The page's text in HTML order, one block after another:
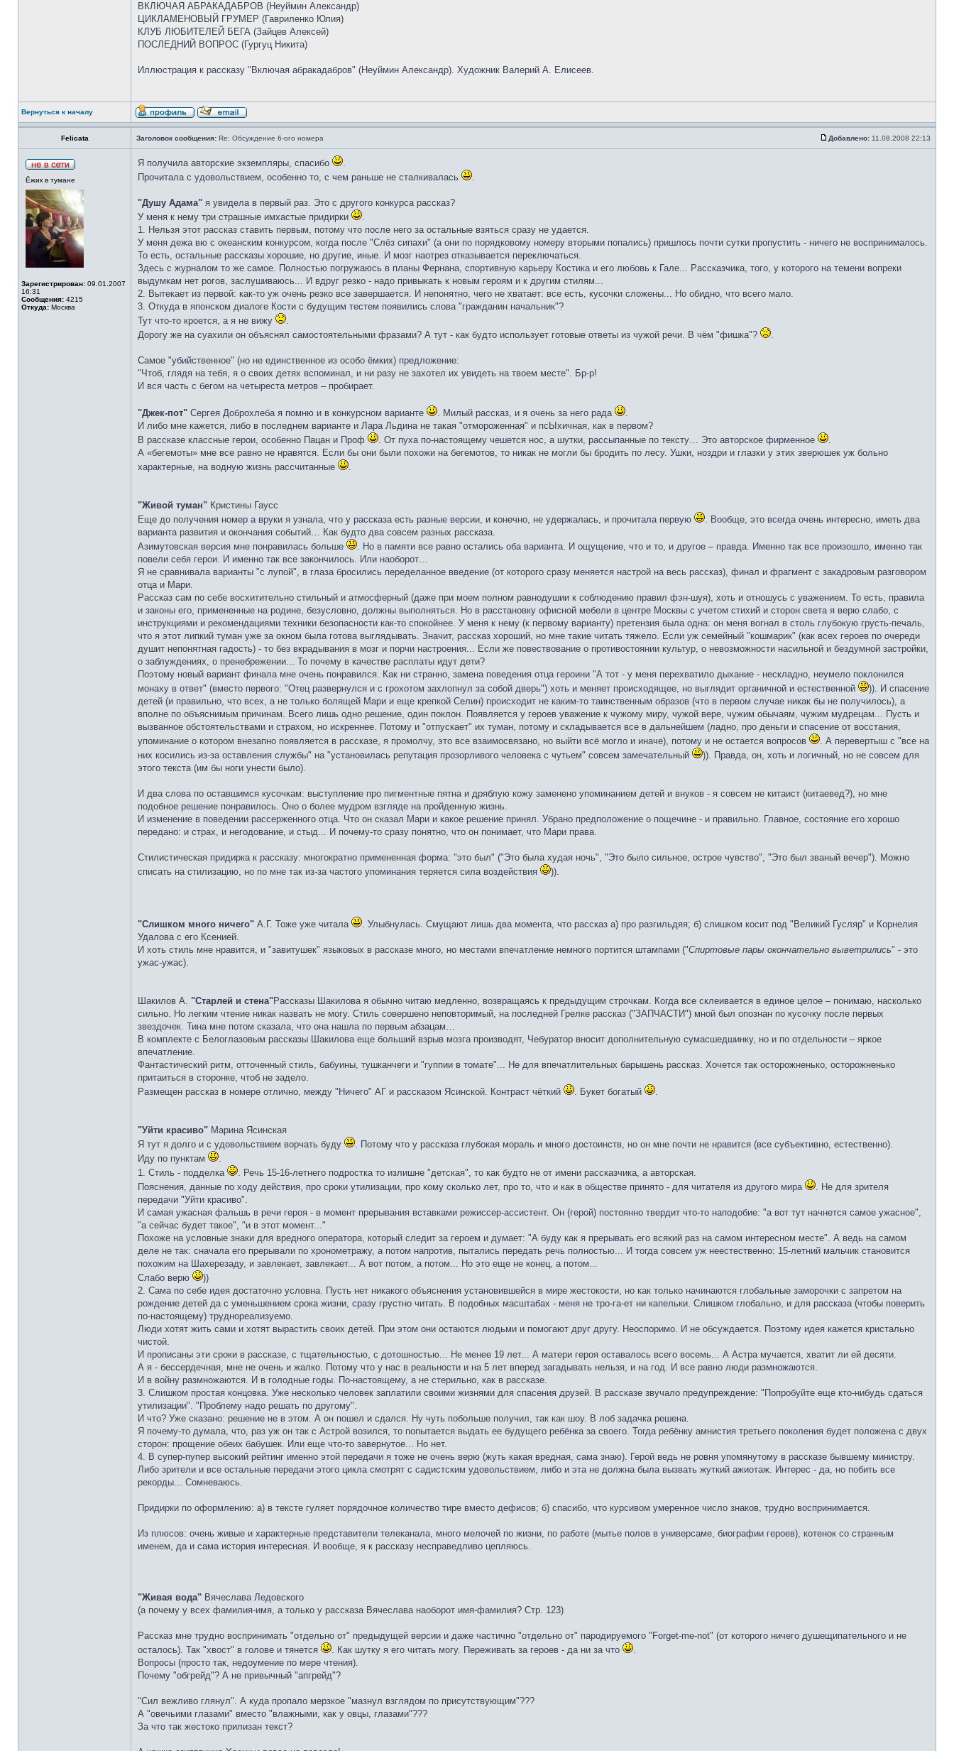
ВКЛЮЧАЯ АБРАКАДАБРОВ (Неуймин Александр)
ЦИКЛАМЕНОВЫЙ ГРУМЕР (Гавриленко Юлия)
КЛУБ ЛЮБИТЕЛЕЙ БЕГА (Зайцев Алексей)
ПОСЛЕДНИЙ ВОПРОС (Гургуц Никита)
Иллюстрация к рассказу "Включая абракадабров" (Неуймин Александр). Художник Валерий А. Елисеев.
Вернуться к началу
Felicata Заголовок сообщения: Re: Обсуждение 6-ого номера Добавлено: 11.08.2008 22:13
Ёжик в тумане
Зарегистрирован: 09.01.2007
16:31
Сообщения: 4215
Откуда: Москва
Я получила авторские экземпляры, спасибо
.
Прочитала с удовольствием, особенно то, с чем раньше не сталкивалась
.
"Душу Адама" я увидела в первый раз. Это c другого конкурса рассказ?
У меня к нему три страшные имхастые придирки
.
1. Нельзя этот рассказ ставить первым, потому что после него за остальные взяться сразу не удается.
У меня дежа вю с океанским конкурсом, когда после "Слёз сипахи" (а они по порядковому номеру вторыми попались) пришлось почти сутки пропустить - ничего не воспринималось.
То есть, остальные рассказы хорошие, но другие, иные. И мозг наотрез отказывается переключаться.
Здесь с журналом то же самое. Полностью погружаюсь в планы Фернана, спортивную карьеру Костика и его любовь к Гале... Рассказчика, того, у которого на темени вопреки
выдумкам нет рогов, заслушиваюсь... И вдруг резко - надо привыкать к новым героям и к другим стилям...
2. Вытекает из первой: как-то уж очень резко все завершается. И непонятно, чего не хватает: все есть, кусочки сложены... Но обидно, что всего мало.
3. Откуда в японском диалоге Кости с будущим тестем появились слова "гражданин начальник"?
Тут что-то кроется, а я не вижу
.
Дорогу же на суахили он объяснял самостоятельными фразами? А тут - как будто использует готовые ответы из чужой речи. В чём "фишка"?
.
Самое "убийственное" (но не единственное из особо ёмких) предложение:
"Чтоб, глядя на тебя, я о своих детях вспоминал, и ни разу не захотел их увидеть на твоем месте". Бр-р!
И вся часть с бегом на четыреста метров – пробирает.
"Джек-пот" Сергея Доброхлеба я помню и в конкурсном варианте . Милый рассказ, и я очень за него рада
.
И либо мне кажется, либо в последнем варианте и Лара Льдина не такая "отмороженная" и псЫхичная, как в первом?
В рассказе классные герои, особенно Пацан и Проф
. От пуха по-настоящему чешется нос, а шутки, рассыпанные по тексту… Это авторское фирменное
.
А «бегемоты» мне все равно не нравятся. Если бы они были похожи на бегемотов, то никак не могли бы бродить по лесу. Ушки, ноздри и глазки у этих зверюшек уж больно
характерные, на водную жизнь рассчитанные
.
"Живой туман" Кристины Гаусс
Еще до получения номер а вруки я узнала, что у рассказа есть разные версии, и конечно, не удержалась, и прочитала первую
. Вообще, это всегда очень интересно, иметь два
варианта развития и окончания событий… Как будто два совсем разных рассказа.
Азимутовская версия мне понравилась больше
. Но в памяти все равно остались оба варианта. И ощущение, что и то, и другое – правда. Именно так все произошло, именно так
повели себя герои. И именно так все закончилось. Или наоборот…
Я не сравнивала варианты "с лупой", в глаза бросились переделанное введение (от которого сразу меняется настрой на весь рассказ), финал и фрагмент с закадровым разговором
отца и Мари.
Рассказ сам по себе восхитительно стильный и атмосферный (даже при моем полном равнодушии к соблюдению правил фэн-шуя), хоть и отношусь с уважением. То есть, правила
и законы его, примененные на родине, безусловно, должны выполняться. Но в расстановку офисной мебели в центре Москвы с учетом стихий и сторон света я верю слабо, с
инструкциями и рекомендациями техники безопасности как-то спокойнее. У меня к нему (к первому варианту) претензия была одна: он меня вогнал в столь глубокую грусть-печаль,
что я этот липкий туман уже за окном была готова выглядывать. Значит, рассказ хороший, но мне такие читать тяжело. Если уж семейный "кошмарик" (как всех героев по очереди
душит непонятная гадость) - то без вкрадывания в мозг и порчи настроения... Если же повествование о противостоянии культур, о невозможности насильной и бездумной застройки,
о заблуждениях, о пренебрежении... То почему в качестве расплаты идут дети?
Поэтому новый вариант финала мне очень понравился. Как ни странно, замена поведения отца героини "А тот - у меня перехватило дыхание - нескладно, неумело поклонился
монаху в ответ" (вместо первого: "Отец развернулся и с грохотом захлопнул за собой дверь") хоть и меняет происходящее, но выглядит органичной и естественной
)). И спасение
детей (и правильно, что всех, а не только болящей Мари и еще крепкой Селин) происходит не каким-то таинственным образов (что в первом случае никак бы не получилось), а
вполне по объяснимым причинам. Всего лишь одно решение, один поклон. Появляется у героев уважение к чужому миру, чужой вере, чужим обычаям, чужим мудрецам... Пусть и
вызванное обстоятельствами и страхом, но искреннее. Потому и "отпускает" их туман, потому и складывается все в дальнейшем (ладно, про деньги и спасение от восстания,
упоминание о котором внезапно появляется в рассказе, я промолчу, это все взаимосвязано, но выйти всё могло и иначе), потому и не остается вопросов
. А перевертыш с "все на
них косились из-за оставления службы" на "установилась репутация прозорливого человека с чутьем" совсем замечательный
)). Правда, он, хоть и логичный, но не совсем для
этого текста (им бы ноги унести было).
И два слова по оставшимся кусочкам: выступление про пигментные пятна и дряблую кожу заменено упоминанием детей и внуков - я совсем не китаист (китаевед?), но мне
подобное решение понравилось. Оно о более мудром взгляде на пройденную жизнь.
И изменение в поведении рассерженного отца. Что он сказал Мари и какое решение принял. Убрано предположение о пощечине - и правильно. Главное, состояние его хорошо
передано: и страх, и негодование, и стыд... И почему-то сразу понятно, что он понимает, что Мари права.
Стилистическая придирка к рассказу: многократно примененная форма: "это был" ("Это была худая ночь", "Это было сильное, острое чувство", "Это был званый вечер"). Можно
списать на стилизацию, но по мне так из-за частого упоминания теряется сила воздействия
)).
"Слишком много ничего" А.Г. Тоже уже читала
. Улыбнулась. Смущают лишь два момента, что рассказ а) про разгильдяя; б) слишком косит под "Великий Гусляр" и Корнелия
Удалова с его Ксенией.
И хоть стиль мне нравится, и "завитушек" языковых в рассказе много, но местами впечатление немного портится штампами ("Спиртовые пары окончательно выветрились" - это
ужас-ужас).
Шакилов А. "Старлей и стена"Рассказы Шакилова я обычно читаю медленно, возвращаясь к предыдущим строчкам. Когда все склеивается в единое целое – понимаю, насколько
сильно. Но легким чтение никак назвать не могу. Стиль совершено неповторимый, на последней Грелке рассказ ("ЗАПЧАСТИ") мной был опознан по кусочку после первых
звездочек. Тина мне потом сказала, что она нашла по первым абзацам…
В комплекте с Белоглазовым рассказы Шакилова еще больший взрыв мозга производят, Чебуратор вносит дополнительную сумасшедшинку, но и по отдельности – яркое
впечатление.
Фантастический ритм, отточенный стиль, бабуины, тушканчеги и "гуппии в томате"... Не для впечатлительных барышень рассказ. Хочется так осторожненько, осторожненько
притаиться в сторонке, чтоб не задело.
Размещен рассказ в номере отлично, между "Ничего" АГ и рассказом Ясинской. Контраст чёткий
. Букет богатый .
"Уйти красиво" Марина Ясинская
Я тут я долго и с удовольствием ворчать буду
. Потому что у рассказа глубокая мораль и много достоинств, но он мне почти не нравится (все субъективно, естественно).
Иду по пунктам
.
1. Стиль - подделка
. Речь 15-16-летнего подростка то излишне "детская", то как будто не от имени рассказчика, а авторская.
Пояснения, данные по ходу действия, про сроки утилизации, про кому сколько лет, про то, что и как в обществе принято - для читателя из другого мира
. Не для зрителя
передачи "Уйти красиво".
И самая ужасная фальшь в речи героя - в момент прерывания вставками режиссер-ассистент. Он (герой) постоянно твердит что-то наподобие: "а вот тут начнется самое ужасное",
"а сейчас будет такое", "и в этот момент..."
Похоже на условные знаки для вредного оператора, который следит за героем и думает: "А буду как я прерывать его всякий раз на самом интересном месте". А ведь на самом
деле не так: сначала его прерывали по хронометражу, а потом напротив, пытались передать речь полностью... И тогда совсем уж неестественно: 15-летний мальчик становится
похожим на Шахерезаду, и завлекает, завлекает... А вот потом, а потом... Но это еще не конец, а потом...
Слабо верю
))
2. Сама по себе идея достаточно условна. Пусть нет никакого объяснения установившейся в мире жестокости, но как только начинаются глобальные заморочки с запретом на
рождение детей да с уменьшением срока жизни, сразу грустно читать. В подобных масштабах - меня не тро-га-ет ни капельки. Слишком глобально, и для рассказа (чтобы поверить
по-настоящему) труднореализуемо.
Люди хотят жить сами и хотят вырастить своих детей. При этом они остаются людьми и помогают друг другу. Неоспоримо. И не обсуждается. Поэтому идея кажется кристально
чистой.
И прописаны эти сроки в рассказе, с тщательностью, с дотошностью... Не менее 19 лет... А матери героя оставалось всего восемь... А Астра мучается, хватит ли ей десяти.
А я - бессердечная, мне не очень и жалко. Потому что у нас в реальности и на 5 лет вперед загадывать нельзя, и на год. И все равно люди размножаются.
И в войну размножаются. И в голодные годы. По-настоящему, а не стерильно, как в рассказе.
3. Слишком простая концовка. Уже несколько человек заплатили своими жизнями для спасения друзей. В рассказе звучало предупреждение: "Попробуйте еще кто-нибудь сдаться
утилизации". "Проблему надо решать по другому".
И что? Уже сказано: решение не в этом. А он пошел и сдался. Ну чуть побольше получил, так как шоу. В лоб задачка решена.
Я почему-то думала, что, раз уж он так с Астрой возился, то попытается выдать ее будущего ребёнка за своего. Тогда ребёнку амнистия третьего поколения будет положена с двух
сторон: прощение обеих бабушек. Или еще что-то завернутое... Но нет.
4. В супер-пупер высокий рейтинг именно этой передачи я тоже не очень верю (жуть какая вредная, сама знаю). Герой ведь не ровня упомянутому в рассказе бывшему министру.
Либо зрители и все остальные передачи этого цикла смотрят с садистским удовольствием, либо и эта не должна была вызвать жуткий ажиотаж. Интерес - да, но побить все
рекорды... Сомневаюсь.
Придирки по оформлению: а) в тексте гуляет порядочное количество тире вместо дефисов; б) спасибо, что курсивом умеренное число знаков, трудно воспринимается.
Из плюсов: очень живые и характерные представители телеканала, много мелочей по жизни, по работе (мытье полов в универсаме, биографии героев), котенок со странным
именем, да и сама история интересная. И вообще, я к рассказу несправедливо цепляюсь.
"Живая вода" Вячеслава Ледовского
(а почему у всех фамилия-имя, а только у рассказа Вячеслава наоборот имя-фамилия? Стр. 123)
Рассказ мне трудно воспринимать "отдельно от" предыдущей версии и даже частично "отдельно от" пародируемого "Forget-me-not" (от которого ничего душещипательного и не
осталось). Так "хвост" в голове и тянется
. Как шутку я его читать могу. Переживать за героев - да ни за что
.
Вопросы (просто так, недоумение по мере чтения).
Почему "обгрейд"? А не привычный "апгрейд"?
"Сил вежливо глянул". А куда пропало мерзкое "мазнул взглядом по присутствующим"???
А "овечьими глазами" вместо "влажными, как у овцы, глазами"???
За что так жестоко прилизан текст?